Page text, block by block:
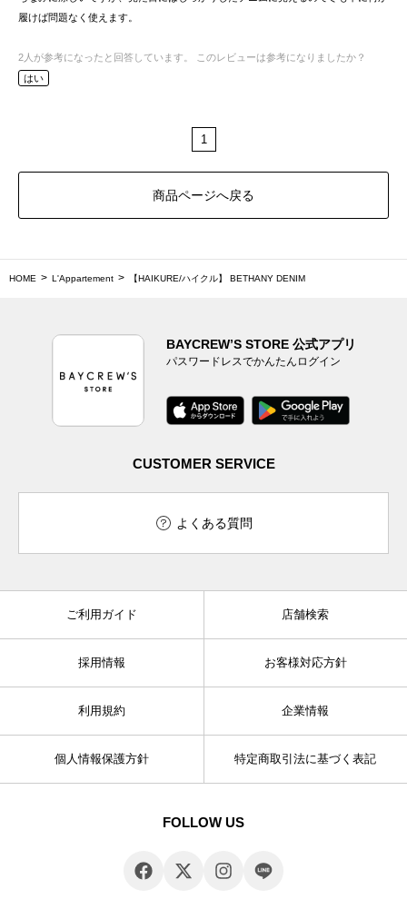
履けば問題なく使えます。
2 人が参考になったと回答しています。
このレビューは参考になりましたか？
はい
1
商品ページへ戻る
HOME L'Appartement 【HAIKURE/ハイクル】 BETHANY DENIM
BAYCREW’S STORE 公式アプリ
パスワードレスでかんたんログイン
CUSTOMER SERVICE
よくある質問
ご利用ガイド 店舗検索
採用情報 お客様対応方針
利用規約 企業情報
個人情報保護方針 特定商取引法に基づく表記
FOLLOW US